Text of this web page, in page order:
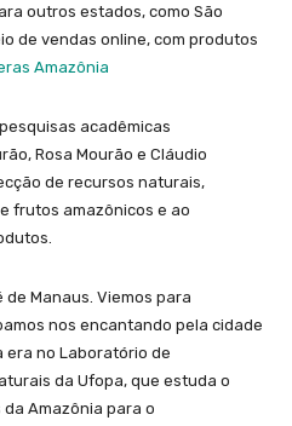
outros estados, como São
de vendas online, com produtos
Amazônia
acadêmicas
Rosa Mourão e Cláudio
de recursos naturais,
frutos amazônicos e ao
de Manaus. Viemos para
nos encantando pela cidade
era no Laboratório de
da Ufopa, que estuda o
Amazônia para o